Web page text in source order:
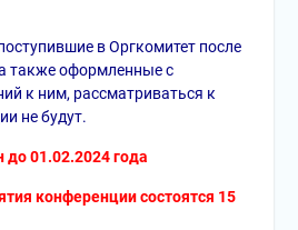
в Оргкомитет после
также оформленные с
к ним, рассматриваться к
не будут.
01.02.2024 года
конференции состоятся 15